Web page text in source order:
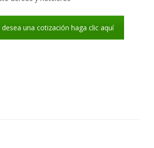
desea una cotización haga clic aquí